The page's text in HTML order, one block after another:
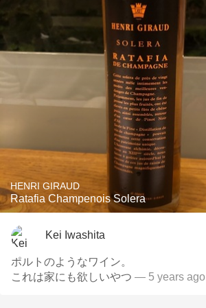
HENRI GIRAUD
Ratafia Champenois Solera
Kei Iwashita
ポルトのようなワイン。
これは家にも欲しいやつ — 5 years ago